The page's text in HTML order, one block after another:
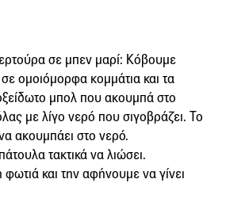
σε μπεν μαρί: Κόβουμε
ομοιόμορφα κομμάτια και τα
μπολ που ακουμπά στο
με λίγο νερό που σιγοβράζει. Το
ακουμπάει στο νερό.
τακτικά να λιώσει.
και την αφήνουμε να γίνει